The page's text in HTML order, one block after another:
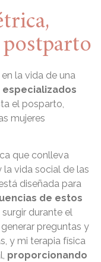
la vida de una
el posparto,
mujeres
que conlleva
vida social de las
diseñada para
de estos
durante el
preguntas y
y mi terapia física
proporcionando